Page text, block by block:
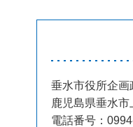
垂水市役所企
鹿児島県垂水市
電話番号：